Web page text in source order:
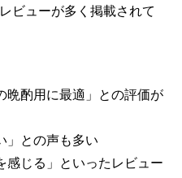
ビューが多く掲載されて
晩酌用に最適」との評価が
」との声も多い
感じる」といったレビュー